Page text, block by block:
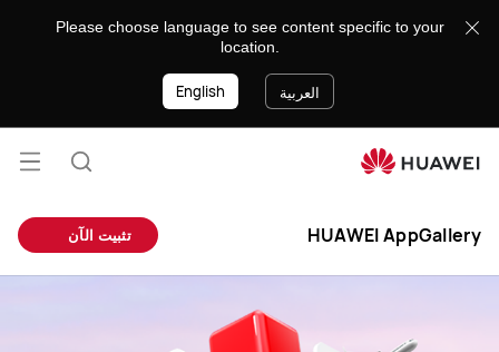
Please choose language to see content specific to your
location.
العربية English
فتح
HUAWEI AppGallery تثبيت الآن